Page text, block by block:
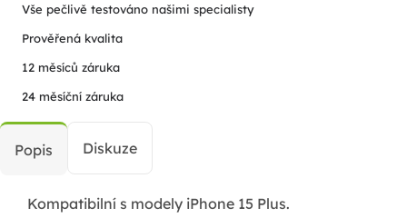
Vše pečlivě testováno našimi specialisty
Prověřená kvalita
12 měsíců záruka
24 měsíční záruka
Popis Diskuze
Kompatibilní s modely iPhone 15 Plus.